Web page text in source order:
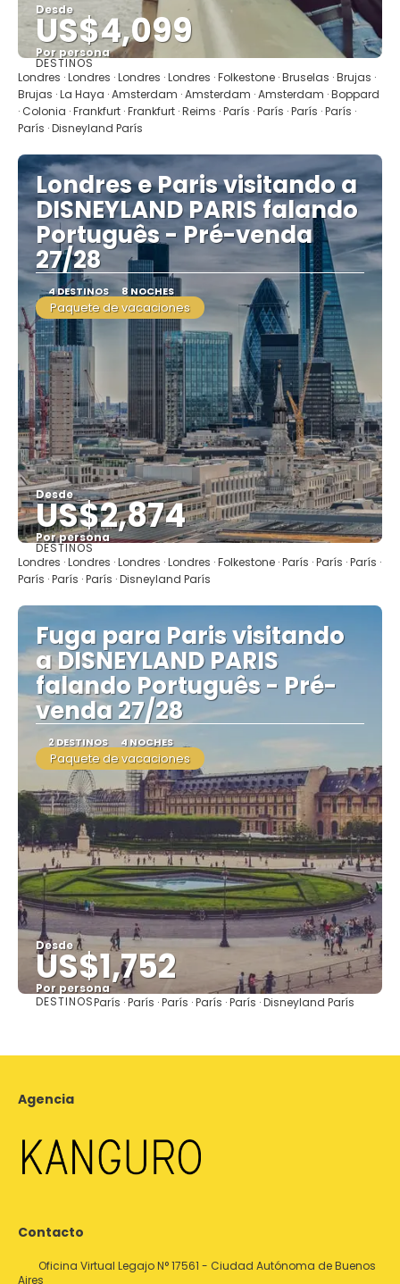
Desde
US$4,099
Por persona
Ver
DESTINOS
Londres · Londres · Londres · Londres · Folkestone · Bruselas · Brujas ·
Brujas · La Haya · Amsterdam · Amsterdam · Amsterdam · Boppard
· Colonia · Frankfurt · Frankfurt · Reims · París · París · París · París ·
París · Disneyland París
Londres e Paris visitando a
DISNEYLAND PARIS falando
Português - Pré-venda
27/28
4 DESTINOS 8 NOCHES
Paquete de vacaciones
Desde
US$2,874
Por persona
Ver
DESTINOS
Londres · Londres · Londres · Londres · Folkestone · París · París · París ·
París · París · París · Disneyland París
Fuga para Paris visitando
a DISNEYLAND PARIS
falando Português - Pré-
venda 27/28
2 DESTINOS 4 NOCHES
Paquete de vacaciones
Desde
US$1,752
Por persona
Ver
DESTINOSParís · París · París · París · París · Disneyland París
Agencia
Contacto
Oficina Virtual Legajo N° 17561 - Ciudad Autónoma de Buenos
Aires